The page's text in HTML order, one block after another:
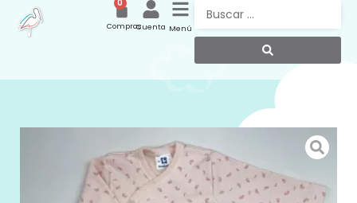
Menú
Cuenta
0
Compras